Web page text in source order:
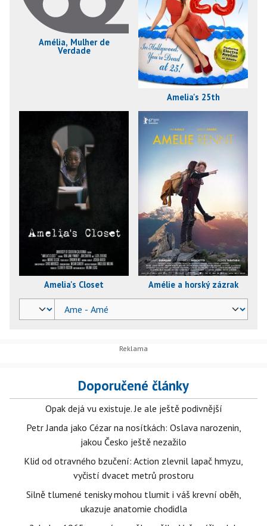
Amélia, Mulher de
Verdade
Amelia's 25th
Amelia's Closet Amélie a horský zázrak
Doporučené články
Opak dejá vu existuje. Je ale ještě podivnější
Petr Janda jako Cézar na nosítkách: Oslava narozenin,
jakou Česko ještě nezažilo
Klid od otravného bzučení: Action zlevnil lapač hmyzu,
vyčistí dvacet metrů prostoru
Silně tlumené tenisky mohou tlumit i váš krevní oběh,
ukazuje anatomie chodidla